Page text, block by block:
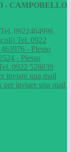
- CAMPOBELLO
0922464996
Tel. 0922
- Plesso
- Plesso
0922 528839
inviare una mail
per inviare una mail